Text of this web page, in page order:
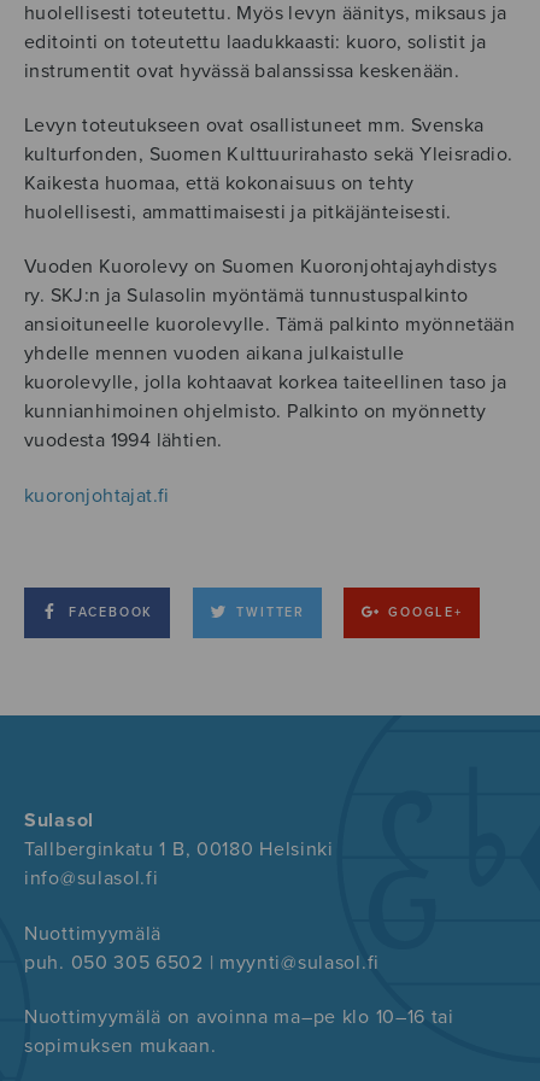
huolellisesti toteutettu. Myös levyn äänitys, miksaus ja
editointi on toteutettu laadukkaasti: kuoro, solistit ja
instrumentit ovat hyvässä balanssissa keskenään.
Levyn toteutukseen ovat osallistuneet mm. Svenska
kulturfonden, Suomen Kulttuurirahasto sekä Yleisradio.
Kaikesta huomaa, että kokonaisuus on tehty
huolellisesti, ammattimaisesti ja pitkäjänteisesti.
Vuoden Kuorolevy on Suomen Kuoronjohtajayhdistys
ry. SKJ:n ja Sulasolin myöntämä tunnustuspalkinto
ansioituneelle kuorolevylle. Tämä palkinto myönnetään
yhdelle mennen vuoden aikana julkaistulle
kuorolevylle, jolla kohtaavat korkea taiteellinen taso ja
kunnianhimoinen ohjelmisto. Palkinto on myönnetty
vuodesta 1994 lähtien.
kuoronjohtajat.fi
FACEBOOK TWITTER GOOGLE+
Sulasol
Tallberginkatu 1 B, 00180 Helsinki
info@sulasol.fi
Nuottimyymälä
puh. 050 305 6502 | myynti@sulasol.fi
Nuottimyymälä on avoinna ma–pe klo 10–16 tai
sopimuksen mukaan.